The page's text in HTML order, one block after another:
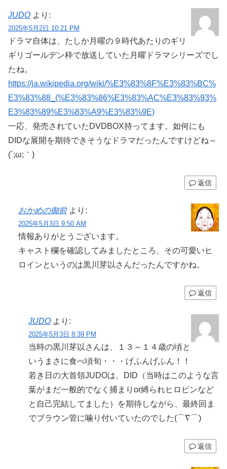
JUDO より:
2025年5月2日 10:21 PM
ドラマ自体は、たしか月曜の９時代あたりのギリ
ギリゴールデン枠で放送していた月曜ドラマシリーズでし
たね。
https://ja.wikipedia.org/wiki/%E3%83%8F%E3%83%BC%
E3%83%88_(%E3%83%86%E3%83%AC%E3%83%93%
E3%83%89%E3%83%A9%E3%83%9E)
一応、発売されていたDVDBOX持ってます。如何にも
DIDな展開を期待できそうなドラマだったんですけどね～
(´;ω;｀)
返信
おかめの御前 より:
2025年5月3日 9:50 AM
情報ありがとうございます。
キャスト欄を確認してみましたところ、その可愛いヒ
ロインというのは黒川芽以さんだったんですかね。
返信
JUDO より:
2025年5月3日 8:39 PM
当時の黒川芽以さんは、１３～１４歳の頃と
いうまさに食べ頃旬・・・げふんげふん！！
若き日の大首領JUDOは、DID（当時はこのような言
葉がまだ一般的でなく捕まりor縛られヒロピンなど
と自己完結してました）を期待しながら、最終回ま
でブラウン管に噛り付いていたのでした(⌒∇⌒)
返信